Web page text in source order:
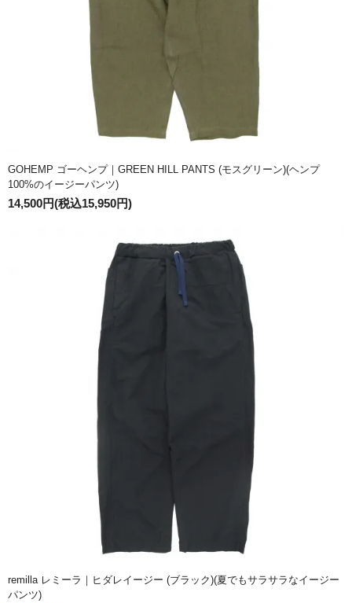
GOHEMP ゴーヘンプ｜GREEN HILL PANTS (モスグリーン)(ヘンプ
100%のイージーパンツ)
14,500円(税込15,950円)
remilla レミーラ｜ヒダレイージー (ブラック)(夏でもサラサラなイージー
パンツ)